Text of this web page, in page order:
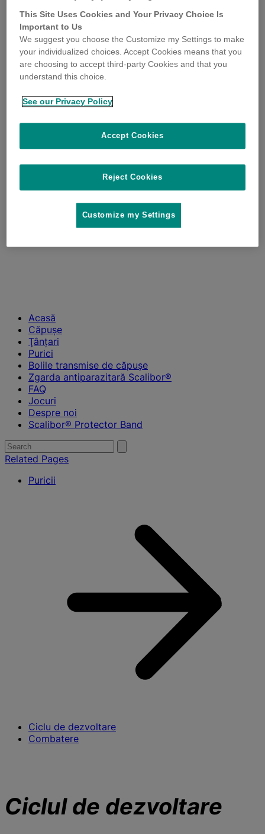
Acasă
Căpuşe
Ţânţari
Purici
Bolile transmise de căpuşe
Zgarda antiparazitară Scalibor®
FAQ
Jocuri
Despre noi
Scalibor® Protector Band
Search
for:
search
Related Pages
Puricii
Ciclu de dezvoltare
Combatere
Ciclulde dezvoltare
This Site Uses Cookies and Your Privacy Choice Is
Important to Us
We suggest you choose the Customize my Settings to make
your individualized choices. Accept Cookies means that you
are choosing to accept third-party Cookies and that you
understand this choice.
See our Privacy Policy
Reject Cookies
Accept Cookies
Customize my Settings